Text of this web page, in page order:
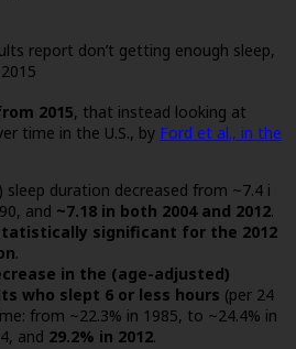
report don’t getting enough sleep,
2015, that instead looking at
time in the U.S., by Ford et al., in the
sleep duration decreased from ~7.4 i
and ~7.18 in both 2004 and 2012.
significant for the 2012
.
in the (age-adjusted)
who slept 6 or less hours (per 24
from ~22.3% in 1985, to ~24.4% in
and 29.2% in 2012.